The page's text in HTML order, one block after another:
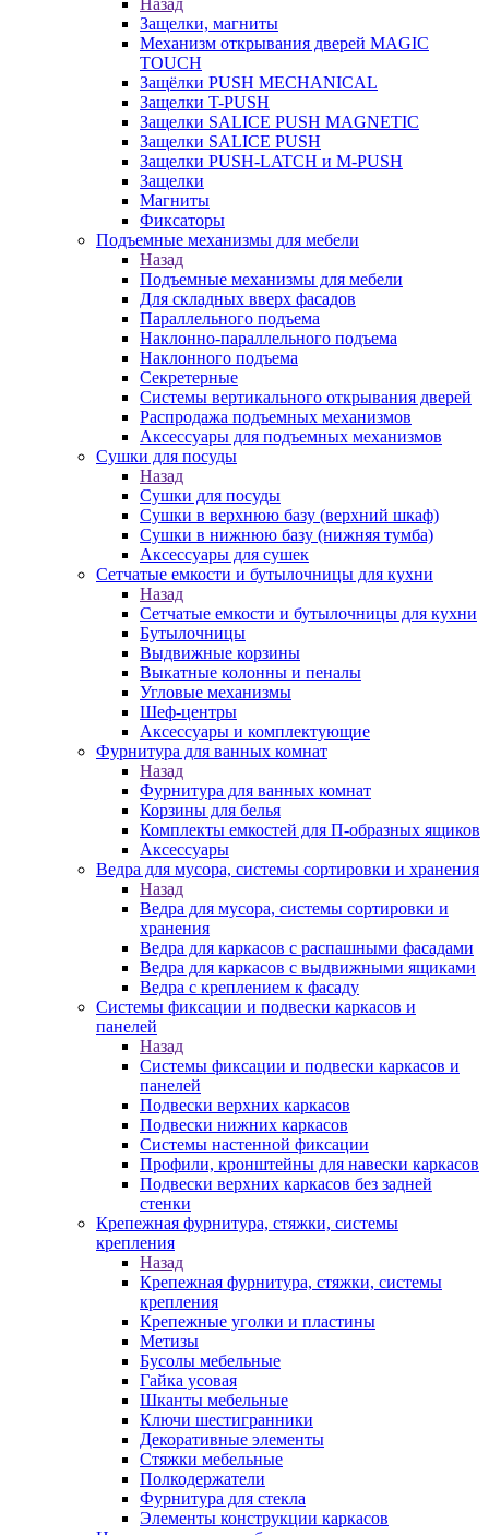
Назад
Защелки, магниты
Механизм открывания дверей MAGIC
TOUCH
Защёлки PUSH MECHANICAL
Защелки T-PUSH
Защелки SALICE PUSH MAGNETIC
Защелки SALICE PUSH
Защелки PUSH-LATCH и M-PUSH
Защелки
Магниты
Фиксаторы
Подъемные механизмы для мебели
Назад
Подъемные механизмы для мебели
Для складных вверх фасадов
Параллельного подъема
Наклонно-параллельного подъема
Наклонного подъема
Секретерные
Системы вертикального открывания дверей
Распродажа подъемных механизмов
Аксессуары для подъемных механизмов
Сушки для посуды
Назад
Сушки для посуды
Сушки в верхнюю базу (верхний шкаф)
Сушки в нижнюю базу (нижняя тумба)
Аксессуары для сушек
Сетчатые емкости и бутылочницы для кухни
Назад
Сетчатые емкости и бутылочницы для кухни
Бутылочницы
Выдвижные корзины
Выкатные колонны и пеналы
Угловые механизмы
Шеф-центры
Аксессуары и комплектующие
Фурнитура для ванных комнат
Назад
Фурнитура для ванных комнат
Корзины для белья
Комплекты емкостей для П-образных ящиков
Аксессуары
Ведра для мусора, системы сортировки и хранения
Назад
Ведра для мусора, системы сортировки и
хранения
Ведра для каркасов с распашными фасадами
Ведра для каркасов с выдвижными ящиками
Ведра с креплением к фасаду
Системы фиксации и подвески каркасов и
панелей
Назад
Системы фиксации и подвески каркасов и
панелей
Подвески верхних каркасов
Подвески нижних каркасов
Системы настенной фиксации
Профили, кронштейны для навески каркасов
Подвески верхних каркасов без задней
стенки
Крепежная фурнитура, стяжки, системы
крепления
Назад
Крепежная фурнитура, стяжки, системы
крепления
Крепежные уголки и пластины
Метизы
Бусолы мебельные
Гайка усовая
Шканты мебельные
Ключи шестигранники
Декоративные элементы
Стяжки мебельные
Полкодержатели
Фурнитура для стекла
Элементы конструкции каркасов